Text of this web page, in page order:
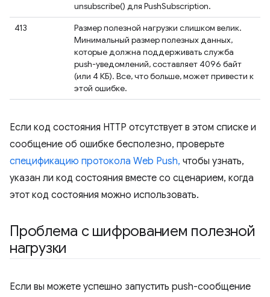
unsubscribe() для PushSubscription.
413
Размер полезной нагрузки слишком велик.
Минимальный размер полезных данных,
которые должна поддерживать служба
push-уведомлений, составляет 4096 байт
(или 4 КБ). Все, что больше, может привести к
этой ошибке.
Если код состояния HTTP отсутствует в этом списке и
сообщение об ошибке бесполезно, проверьте
спецификацию протокола Web Push, чтобы узнать,
указан ли код состояния вместе со сценарием, когда
этот код состояния можно использовать.
Проблема с шифрованием полезной
нагрузки
Если вы можете успешно запустить push-сообщение